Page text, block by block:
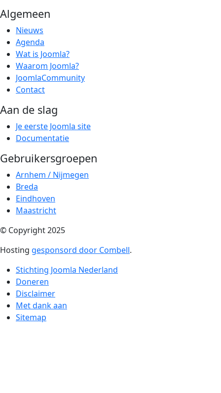
Algemeen
Nieuws
Agenda
Wat is Joomla?
Waarom Joomla?
JoomlaCommunity
Contact
Aan de slag
Je eerste Joomla site
Documentatie
Gebruikersgroepen
Arnhem / Nijmegen
Breda
Eindhoven
Maastricht
© Copyright 2025
Hosting gesponsord door Combell.
Stichting Joomla Nederland
Doneren
Disclaimer
Met dank aan
Sitemap